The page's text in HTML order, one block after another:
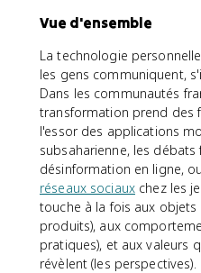
Vue d'ensemble
La technologie
les gens communiquent,
Dans les communautés
transformation prend des
l'essor des applications
subsaharienne, les débats
désinformation en ligne,
réseaux sociauxchez les
touche à la fois aux
produits), aux
pratiques), et aux valeurs
révèlent (les perspectives).